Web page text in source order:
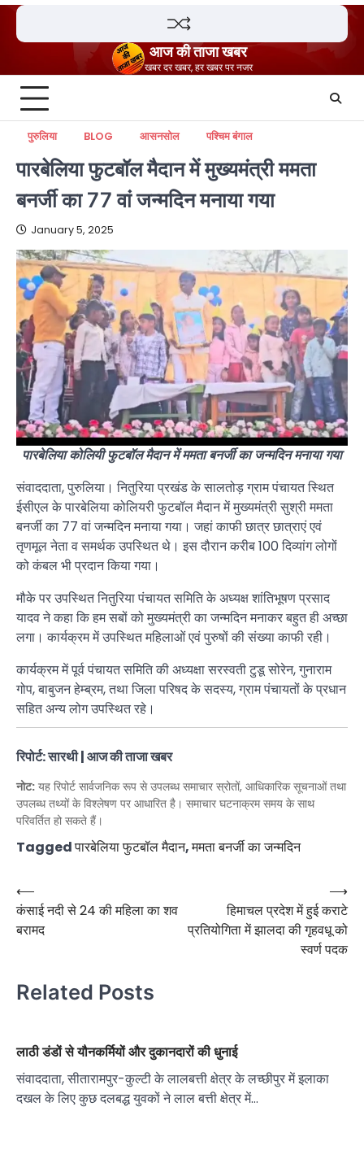
Skip
content
आज की ताजा खबर
खबर दर खबर, हर खबर पर नजर
पुरुलिया BLOG आसनसोल पश्चिम बंगाल
पारबेलिया फुटबॉल मैदान में मुख्यमंत्री ममता
बनर्जी का 77 वां जन्मदिन मनाया गया
January 5, 2025
पारबेलिया कोलियी फुटबॉल मैदान में ममता बनर्जी का जन्मदिन मनाया गया
संवाददाता, पुरुलिया। नितुरिया प्रखंड के सालतोड़ ग्राम पंचायत स्थित
ईसीएल के पारबेलिया कोलियरी फुटबॉल मैदान में मुख्यमंत्री सुश्री ममता
बनर्जी का 77 वां जन्मदिन मनाया गया। जहां काफी छात्र छात्राएं एवं
तृणमूल नेता व समर्थक उपस्थित थे। इस दौरान करीब 100 दिव्यांग लोगों
को कंबल भी प्रदान किया गया।
मौके पर उपस्थित नितुरिया पंचायत समिति के अध्यक्ष शांतिभूषण प्रसाद
यादव ने कहा कि हम सबों को मुख्यमंत्री का जन्मदिन मनाकर बहुत ही अच्छा
लगा। कार्यक्रम में उपस्थित महिलाओं एवं पुरुषों की संख्या काफी रही।
कार्यक्रम में पूर्व पंचायत समिति की अध्यक्षा सरस्वती टुडू सोरेन, गुनाराम
गोप, बाबुजन हेम्ब्रम, तथा जिला परिषद के सदस्य, ग्राम पंचायतों के प्रधान
सहित अन्य लोग उपस्थित रहे।
रिपोर्ट: सारथी | आज की ताजा खबर
नोट: यह रिपोर्ट सार्वजनिक रूप से उपलब्ध समाचार स्रोतों, आधिकारिक सूचनाओं तथा
उपलब्ध तथ्यों के विश्लेषण पर आधारित है। समाचार घटनाक्रम समय के साथ
परिवर्तित हो सकते हैं।
Taggedपारबेलिया फुटबॉल मैदान,ममता बनर्जी का जन्मदिन
Post
navigation
⟵
कंसाई नदी से 24 की महिला का शव
बरामद
हिमाचल प्रदेश में हुई कराटे
प्रतियोगिता में झालदा की गृहवधू को
स्वर्ण पदक
⟶
Related Posts
लाठी डंडों से यौनकर्मियों और दुकानदारों की धुनाई
संवाददाता, सीतारामपुर-कुल्टी के लालबत्ती क्षेत्र के लच्छीपुर में इलाका
दखल के लिए कुछ दलबद्ध युवकों ने लाल बत्ती क्षेत्र में…